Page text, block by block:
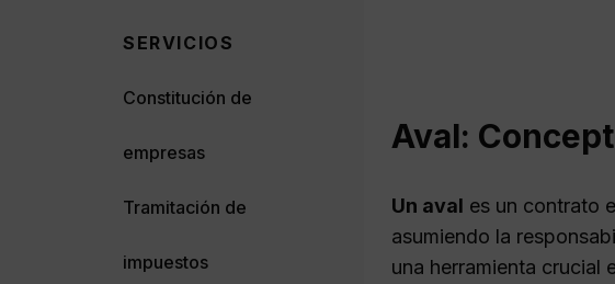
Aval:
Un aval es un contrato
asumiendo la
una herramienta crucial
SERVICIOS
Constitución de
empresas
Tramitación de
impuestos